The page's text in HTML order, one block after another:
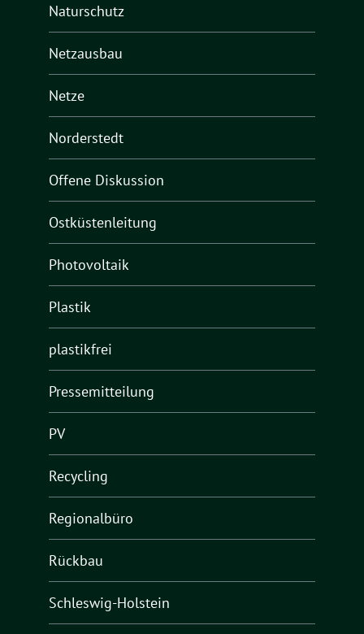
Naturschutz
Netzausbau
Netze
Norderstedt
Offene Diskussion
Ostküstenleitung
Photovoltaik
Plastik
plastikfrei
Pressemitteilung
PV
Recycling
Regionalbüro
Rückbau
Schleswig-Holstein